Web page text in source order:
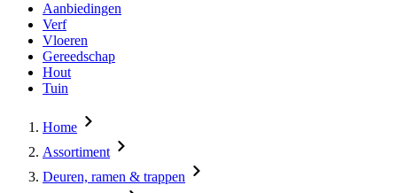
Aanbiedingen
Verf
Vloeren
Gereedschap
Hout
Tuin
Home
Assortiment
Deuren, ramen & trappen